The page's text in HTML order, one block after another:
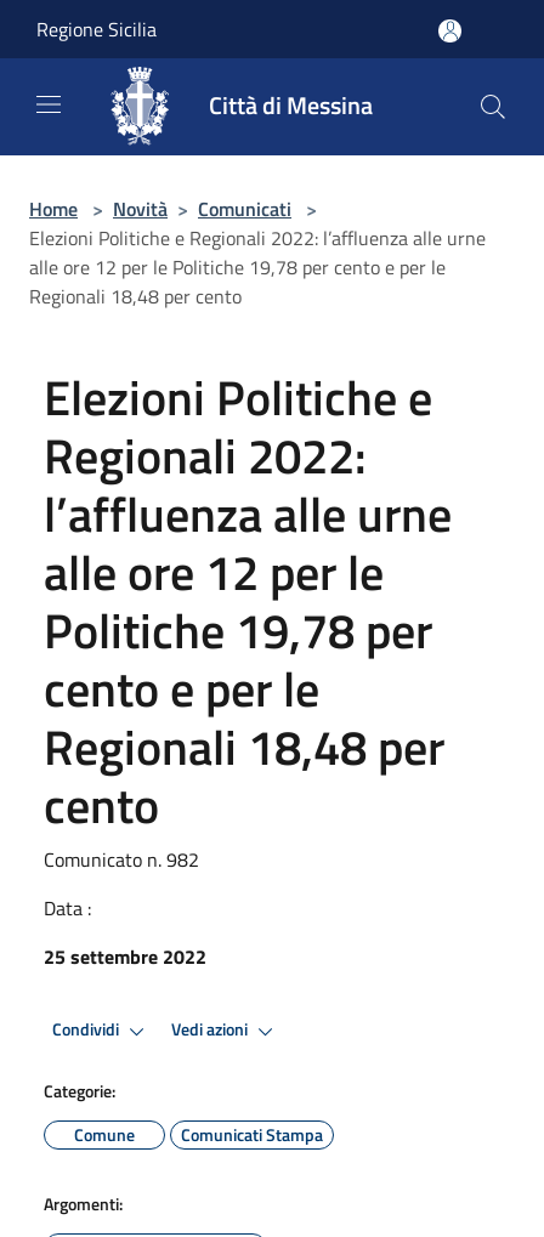
Regione Sicilia
Città di Messina
Home > Novità > Comunicati >
Elezioni Politiche e Regionali 2022: l’affluenza alle urne
alle ore 12 per le Politiche 19,78 per cento e per le
Regionali 18,48 per cento
Elezioni Politiche e
Regionali 2022:
l’affluenza alle urne
alle ore 12 per le
Politiche 19,78 per
cento e per le
Regionali 18,48 per
cento
Comunicato n. 982
Data :
25 settembre 2022
Condividi Vedi azioni
Categorie:
Comune
Comunicati Stampa
Argomenti: